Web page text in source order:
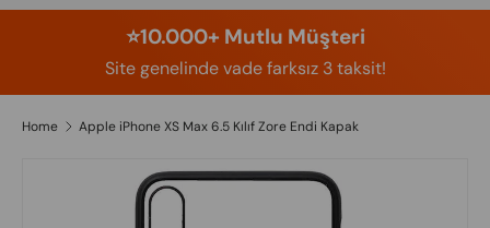
⭐️10.000+ Mutlu Müşteri
Site genelinde vade farksız 3 taksit!
Home Apple iPhone XS Max 6.5 Kılıf Zore Endi Kapak
Skip to product information
Image 13 is now available in gallery view